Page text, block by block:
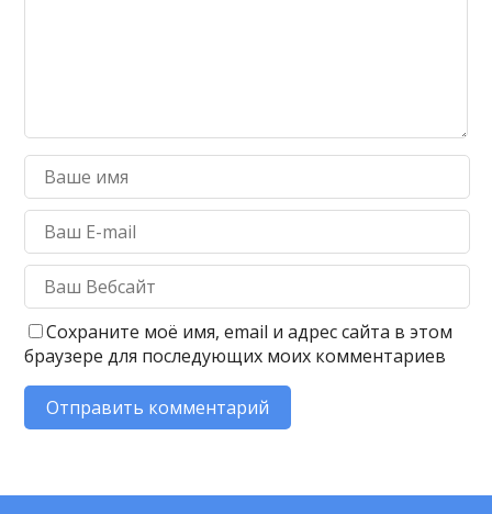
Сохраните моё имя, email и адрес сайта в этом
браузере для последующих моих комментариев